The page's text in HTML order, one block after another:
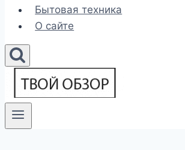
Бытовая техника
О сайте